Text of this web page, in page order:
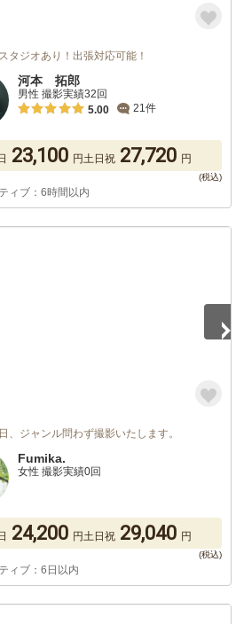
タジオあり！出張対応可能！
河本 拓郎
男性 撮影実績32回
5.00
21件
23,100 円土日祝 27,720 円
ィブ：6時間以内
、ジャンル問わず撮影いたします。
Fumika.
女性 撮影実績0回
24,200 円土日祝 29,040 円
ィブ：6日以内